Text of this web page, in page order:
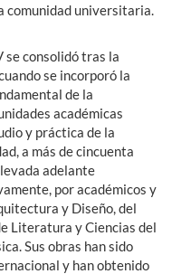
universitaria.
se consolidó tras la
se incorporó la
de la
académicas
y práctica de la
a más de cincuenta
adelante
por académicos y
y Diseño, del
Literatura y Ciencias del
Sus obras han sido
y han obtenido